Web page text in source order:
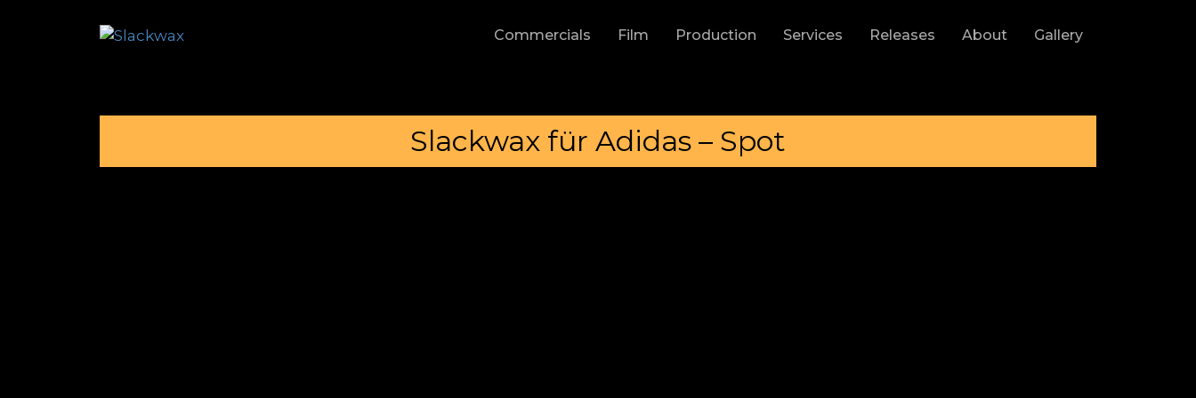
Commercials Film Production Services Releases About Gallery
Slackwax für Adidas – Spot